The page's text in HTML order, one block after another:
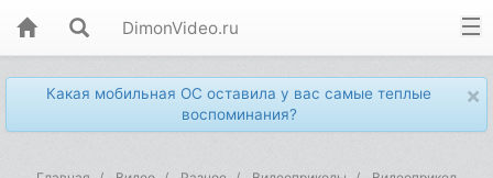
DimonVideo.ru
×
Какая мобильная ОС оставила у вас самые теплые
воспоминания?